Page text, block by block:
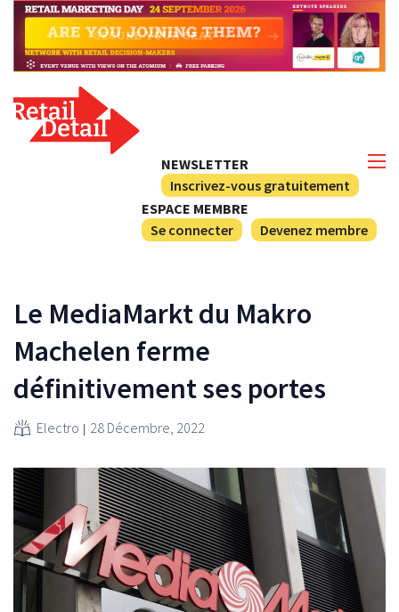
NEWSLETTER
Inscrivez-vous gratuitement
ESPACE MEMBRE
Se connecter
Devenez membre
Le MediaMarkt du Makro
Machelen ferme
définitivement ses portes
Electro 28 Décembre, 2022